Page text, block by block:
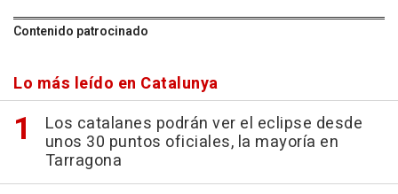
Contenido patrocinado
Lo más leído en Catalunya
Los catalanes podrán ver el eclipse desde
unos 30 puntos oficiales, la mayoría en
Tarragona